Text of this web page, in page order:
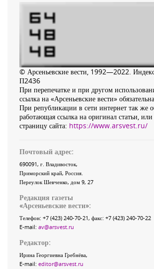
© Арсеньевские вести, 1992—2022.
П2436
При перепечатке и при другом
ссылка на «Арсеньевские вести»
При републикации в сети интернет так же
работающая ссылка на оригинал статьи,
страницу сайта: https://www.arsvest.ru/
Почтовый адрес:
690091, г. Владивосток,
Приморский край, Россия
Переулок Шевченко, дом 9, 27
Редакция газеты
«Арсеньевские вести»:
Телефон: +7 (423) 240-70-21, факс: +7 (423) 240-70-22
E-mail: av@arsvest.ru
Редактор:
Ирина Георгиевна Гребнёва,
E-mail: editor@arsvest.ru